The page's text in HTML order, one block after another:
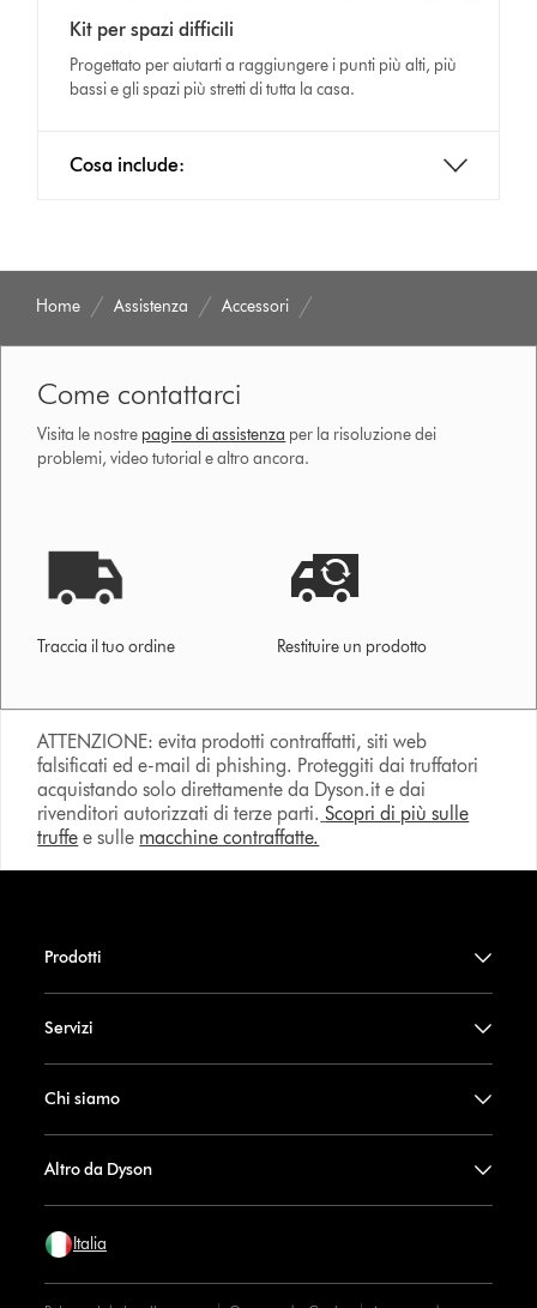
Kit per spazi difficili
Progettato per aiutarti a raggiungere i punti più alti, più
bassi e gli spazi più stretti di tutta la casa.
Cosa include:
Home Assistenza Accessori
Come contattarci
Visita le nostre pagine di assistenza per la risoluzione dei
problemi, video tutorial e altro ancora.
Traccia il tuo ordine Restituire un prodotto
ATTENZIONE: evita prodotti contraffatti, siti web
falsificati ed e-mail di phishing. Proteggiti dai truffatori
acquistando solo direttamente da Dyson.it e dai
rivenditori autorizzati di terze parti. Scopri di più sulle
truffe e sulle macchine contraffatte.
Prodotti
Servizi
Chi siamo
Altro da Dyson
Italia